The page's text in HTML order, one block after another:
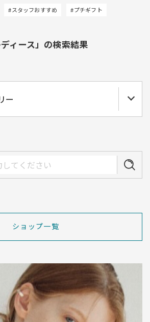
#スタッフおすすめ #プチギフト
ディース」の検索結果
ショップ一覧